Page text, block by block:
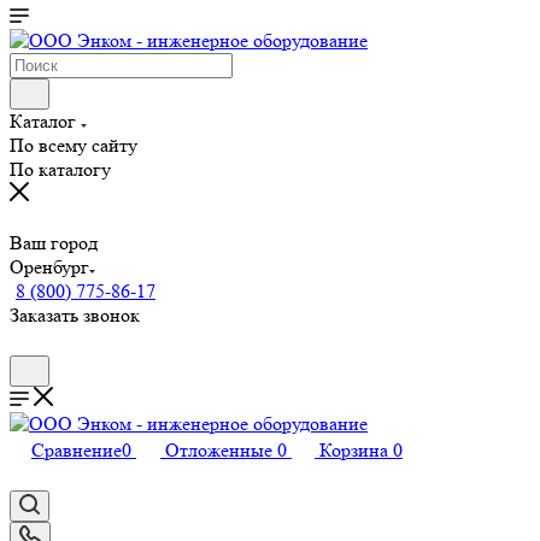
Каталог
По всему сайту
По каталогу
Ваш город
Оренбург
8 (800) 775-86-17
Заказать звонок
Сравнение0 Отложенные 0 Корзина 0